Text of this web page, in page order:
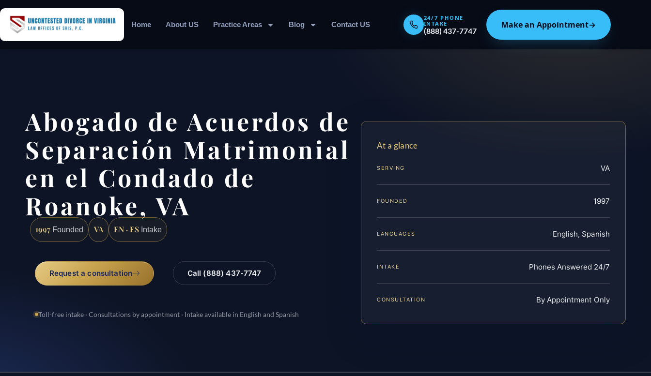
Home About US Practice Areas Blog Contact US
24/7 PHONE
INTAKE
(888) 437-7747
Make an Appointment→
Abogado de Acuerdos de
Separación Matrimonial
en el Condado de
Roanoke, VA
1997 Founded VA EN · ES Intake
Request a consultation Call (888) 437-7747
Toll-free intake · Consultations by appointment · Intake available in English and Spanish
At a glance
SERVING VA
FOUNDED 1997
LANGUAGES English, Spanish
INTAKE Phones Answered 24/7
CONSULTATION By Appointment Only